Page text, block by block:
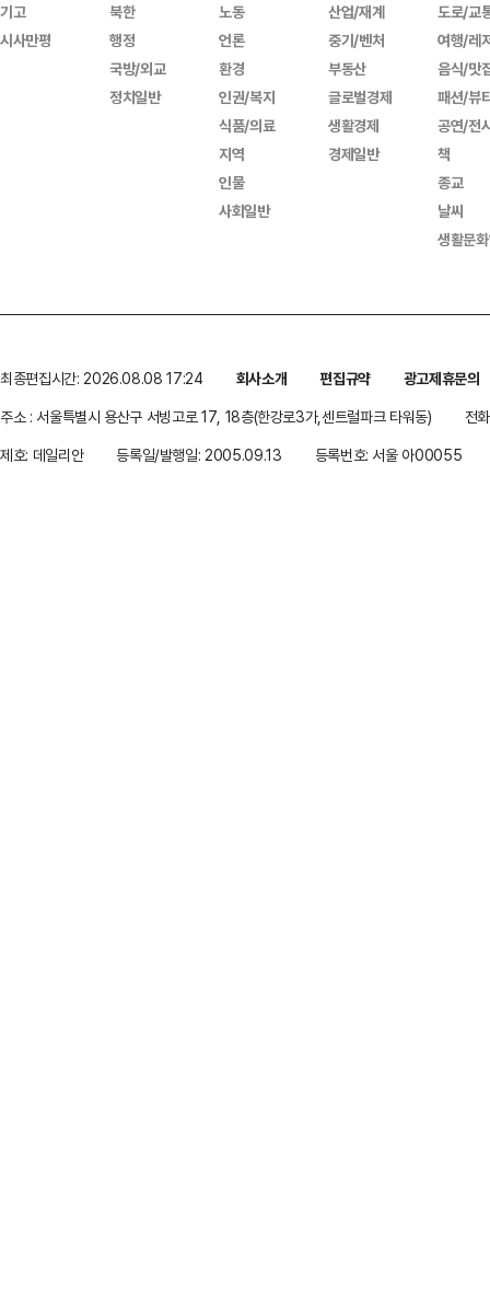
기고
시사만평
북한
행정
국방/외교
정치일반
노동
언론
환경
인권/복지
식품/의료
지역
인물
사회일반
산업/재계
중기/벤처
부동산
글로벌경제
생활경제
경제일반
도로/교
여행/레
음식/맛
패션/뷰
공연/전
책
종교
날씨
생활문
최종편집시간: 2026.08.08 17:24 회사소개 편집규약
광고제휴문의
주소 : 서울특별시 용산구 서빙고로 17, 18층(한강로3가,센트럴파크 타워동)
전
제호: 데일리안
등록일/발행일: 2005.09.13 등록번호: 서울 아00055